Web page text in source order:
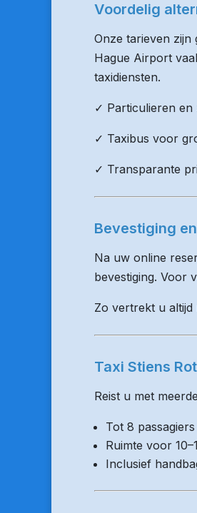
Voordelig
Onze tarieven zijn
Hague Airport
taxidiensten.
✓ Particulieren en
✓ Taxibus voor
✓ Transparante
Bevestiging
Na uw online
bevestiging. Voor
Zo vertrekt u altijd
Taxi Stiens
Reist u met
Tot 8 passagiers
Ruimte voor
Inclusief